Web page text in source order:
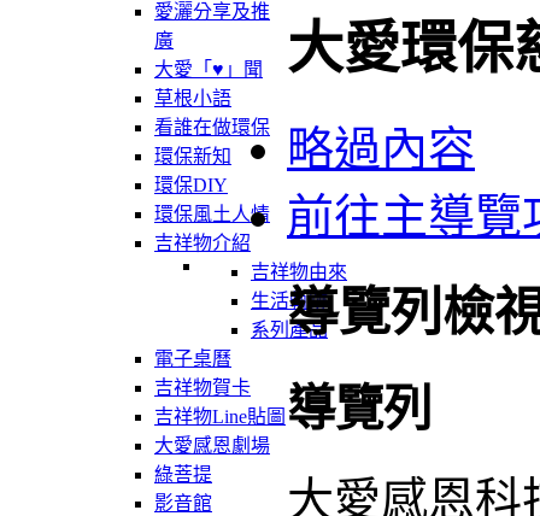
愛灑分享及推
廣
大愛「♥」聞
草根小語
看誰在做環保
環保新知
環保DIY
環保風土人情
吉祥物介紹
吉祥物由來
生活軌跡
系列產品
電子桌曆
吉祥物賀卡
吉祥物Line貼圖
大愛感恩劇場
綠菩提
影音館
大愛環保
略過內容
前往主導覽
導覽列檢
導覽列
大愛感恩科